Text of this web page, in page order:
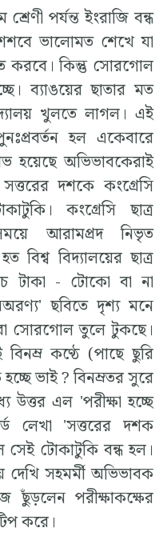
পর্যন্ত ইংরাজি বন্ধ
ভালোমত শেখে যা
করবে। কিন্তু সোরগোল
ব্যাঙয়ের ছাতার মত
খুলতে লাগল। এই
হল একেবারে
হয়েছে অভিভাবকেরাই
দশকে কংগ্রেসি
কংগ্রেসি ছাত্র
আরামপ্রদ নিভৃত
বিশ্ব বিদ্যালয়ের ছাত্র
টাকা - টোকো বা না
ছবিতে দৃশ্য মনে
সোরগোল তুলে টুকছে।
কণ্ঠে (পাছে ছুরি
ভাই ? বিনম্রতর সুরে
এল 'পরীক্ষা হচ্ছে
লেখা 'সত্তরের দশক
টোকাটুকি বন্ধ হল।
সহমর্মী অভিভাবক
ছুঁড়লেন পরীক্ষাকক্ষের
করে।